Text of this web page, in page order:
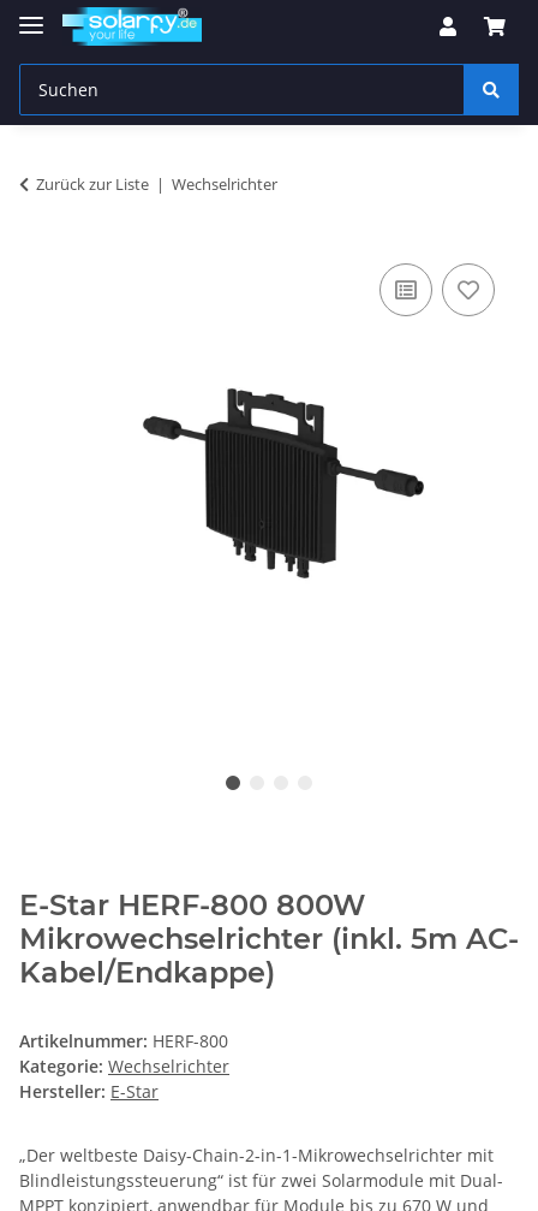
Zurück zur Liste Wechselrichter
E-Star HERF-800 800W
Mikrowechselrichter (inkl. 5m AC-
Kabel/Endkappe)
Artikelnummer: HERF-800
Kategorie: Wechselrichter
Hersteller: E-Star
„Der weltbeste Daisy-Chain-2-in-1-Mikrowechselrichter mit
Blindleistungssteuerung“ ist für zwei Solarmodule mit Dual-
MPPT konzipiert, anwendbar für Module bis zu 670 W und